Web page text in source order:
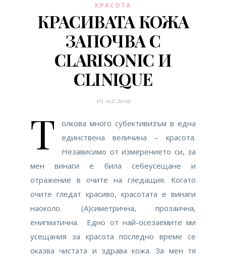
КРАСОТА
КРАСИВАТА КОЖА
ЗАПОЧВА С
CLARISONIC И
CLINIQUE
05/02/2019
Т
олкова много субективизъм в една
единствена величина – красота.
Независимо от измерението си, за
мен винаги е била себеусещане и
отражение в очите на гледащия. Когато
очите гледат красиво, красотата е винаги
наоколо. (А)симетрична, прозаична,
енигматична. Едно от най-осезаемите ми
усещания за красота последно време се
оказва чистата и здрава кожа. За мен тя